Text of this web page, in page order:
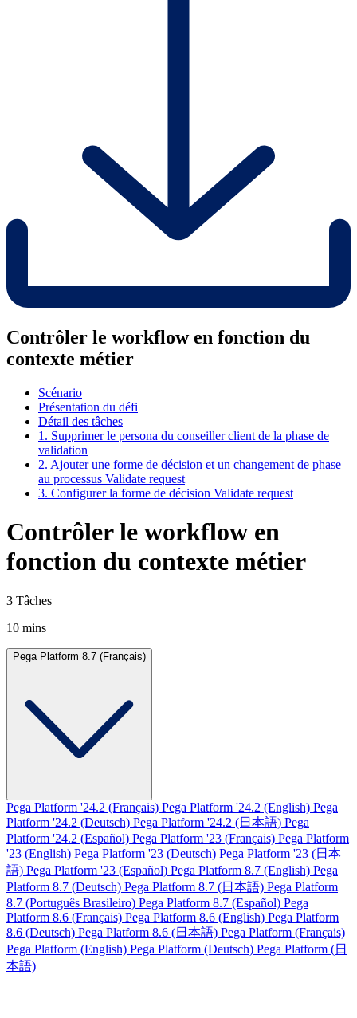
Contrôler le workflow en fonction du
contexte métier
Scénario
Présentation du défi
Détail des tâches
1. Supprimer le persona du conseiller client de la phase de
validation
2. Ajouter une forme de décision et un changement de phase
au processus Validate request
3. Configurer la forme de décision Validate request
Contrôler le workflow en
fonction du contexte métier
3 Tâches
10 mins
Pega Platform 8.7 (Français)
Pega Platform '24.2 (Français) Pega Platform '24.2 (English) Pega
Platform '24.2 (Deutsch) Pega Platform '24.2 (日本語) Pega
Platform '24.2 (Español) Pega Platform '23 (Français) Pega Platform
'23 (English) Pega Platform '23 (Deutsch) Pega Platform '23 (日本
語) Pega Platform '23 (Español) Pega Platform 8.7 (English) Pega
Platform 8.7 (Deutsch) Pega Platform 8.7 (日本語) Pega Platform
8.7 (Português Brasileiro) Pega Platform 8.7 (Español) Pega
Platform 8.6 (Français) Pega Platform 8.6 (English) Pega Platform
8.6 (Deutsch) Pega Platform 8.6 (日本語) Pega Platform (Français)
Pega Platform (English) Pega Platform (Deutsch) Pega Platform (日
本語)